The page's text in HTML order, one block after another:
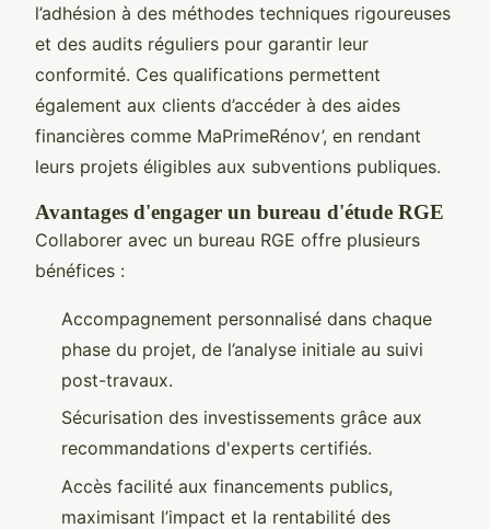
l’adhésion à des méthodes techniques rigoureuses
et des audits réguliers pour garantir leur
conformité. Ces qualifications permettent
également aux clients d’accéder à des aides
financières comme MaPrimeRénov’, en rendant
leurs projets éligibles aux subventions publiques.
Avantages d'engager un bureau d'étude RGE
Collaborer avec un bureau RGE offre plusieurs
bénéfices :
Accompagnement personnalisé dans chaque
phase du projet, de l’analyse initiale au suivi
post-travaux.
Sécurisation des investissements grâce aux
recommandations d'experts certifiés.
Accès facilité aux financements publics,
maximisant l’impact et la rentabilité des